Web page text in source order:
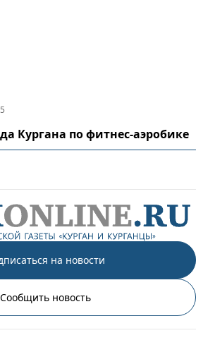
Кургана по фитнес-аэробике
на новости
Сообщить новость